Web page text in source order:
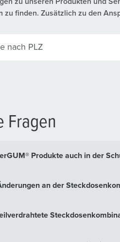
zu finden. Zusätzlich zu den
nach PLZ
Fragen
Produkte auch in der
an der